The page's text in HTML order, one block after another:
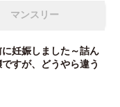
マンスリー
妊娠しました～詰ん
すが、どうやら違う